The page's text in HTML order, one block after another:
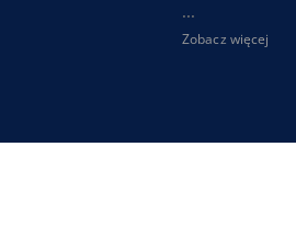
...
Zobacz więcej